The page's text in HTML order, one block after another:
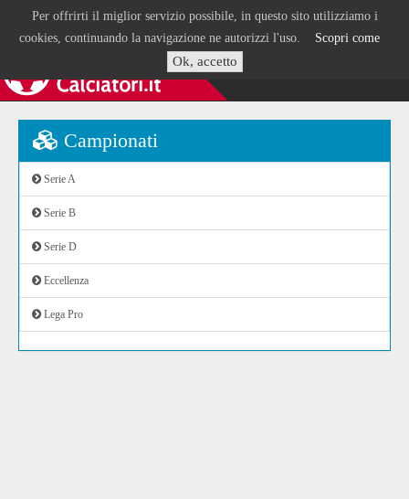
Per offrirti il miglior servizio possibile, in questo sito utilizziamo i
cookies, continuando la navigazione ne autorizzi l'uso. Scopri come
Ok, accetto
Campionati
Serie A
Serie B
Serie D
Eccellenza
Lega Pro